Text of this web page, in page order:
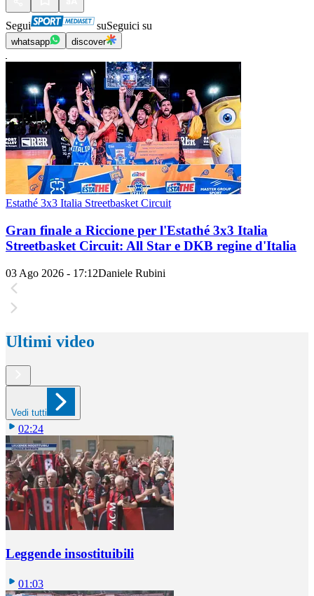
Segui suSeguici su
whatsapp discover
Estathé 3x3 Italia Streetbasket Circuit
Gran finale a Riccione per l'Estathé 3x3 Italia
Streetbasket Circuit: All Star e DKB regine d'Italia
03 Ago 2026 - 17:12Daniele Rubini
Ultimi video
Vedi tutti
02:24
Leggende insostituibili
01:03